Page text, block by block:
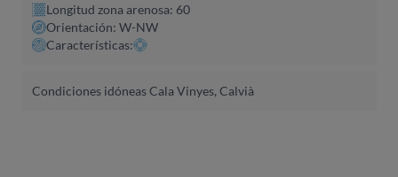
Longitud zona arenosa: 60
Orientación: W-NW
Características:
Condiciones idóneas Cala Vinyes, Calvià